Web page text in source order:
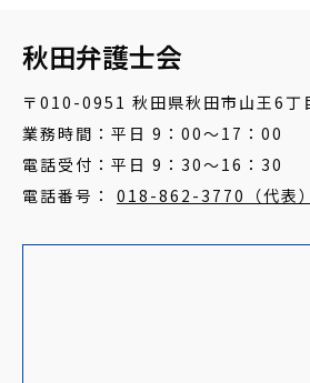
秋田弁護士会
〒010-0951 秋田県秋田市山王6丁
業務時間：平日 9：00～17：00
電話受付：平日 9：30～16：30
電話番号： 018-862-3770（代表）